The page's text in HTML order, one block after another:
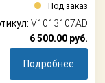
Под заказ
V1013107AD
6 500.00 руб.
Подробнее